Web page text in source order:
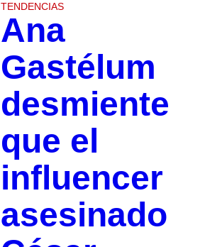
TENDENCIAS
Ana
Gastélum
desmiente
que el
influencer
asesinado